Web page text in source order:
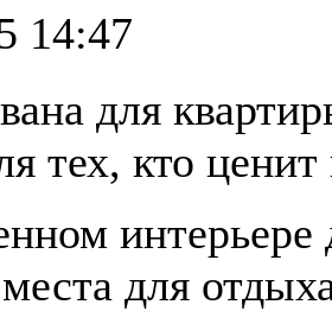
14:47
для
тех, кто
интерьере
для